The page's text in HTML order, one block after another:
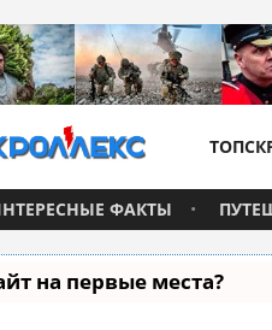
ФАКТЫ
на первые места?